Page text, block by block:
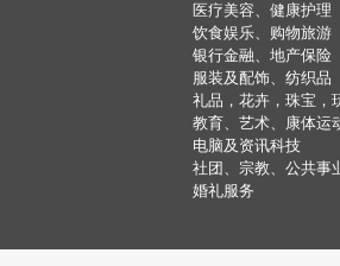
医疗美容、健康护理
饮食娱乐、购物旅游
银行金融、地产保险
服装及配饰、纺织品
礼品，花卉，珠宝，
教育、艺术、康体运
电脑及资讯科技
社团、宗教、公共事
婚礼服务